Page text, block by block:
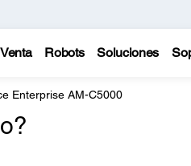
Robots Soluciones
Enterprise AM-C5000